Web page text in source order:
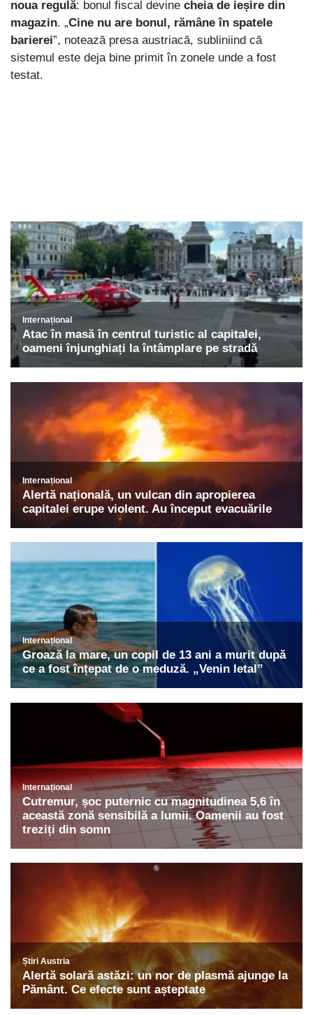
noua regulă: bonul fiscal devine cheia de ieșire din
magazin. „Cine nu are bonul, rămâne în spatele
barierei”, notează presa austriacă, subliniind că
sistemul este deja bine primit în zonele unde a fost
testat.